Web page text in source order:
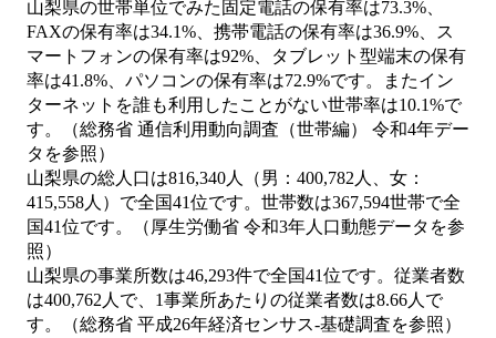
山梨県の世帯単位でみた固定電話の保有率は73.3%、
FAXの保有率は34.1%、携帯電話の保有率は36.9%、ス
マートフォンの保有率は92%、タブレット型端末の保有
率は41.8%、パソコンの保有率は72.9%です。またイン
ターネットを誰も利用したことがない世帯率は10.1%で
す。（総務省 通信利用動向調査（世帯編） 令和4年デー
タを参照）
山梨県の総人口は816,340人（男：400,782人、女：
415,558人）で全国41位です。世帯数は367,594世帯で全
国41位です。（厚生労働省 令和3年人口動態データを参
照）
山梨県の事業所数は46,293件で全国41位です。従業者数
は400,762人で、1事業所あたりの従業者数は8.66人で
す。（総務省 平成26年経済センサス‐基礎調査を参照）